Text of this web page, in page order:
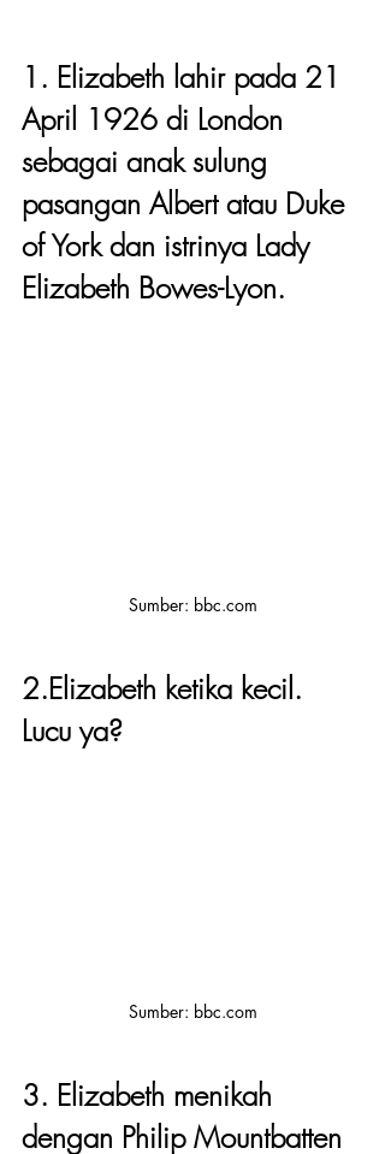
1. Elizabeth lahir pada 21
April 1926 di London
sebagai anak sulung
pasangan Albert atau Duke
of York dan istrinya Lady
Elizabeth Bowes-Lyon.
Sumber: bbc.com
2.Elizabeth ketika kecil.
Lucu ya?
Sumber: bbc.com
3. Elizabeth menikah
dengan Philip Mountbatten